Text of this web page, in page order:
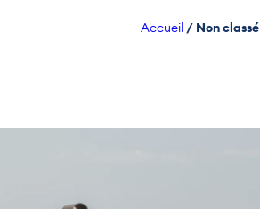
Accueil / Non classé